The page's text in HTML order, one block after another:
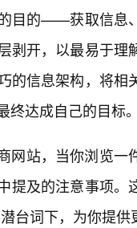
目的——获取信息
剥开，以最易于
的信息架构，将
终达成自己的目标
网站，当你浏览
提及的注意事项。
台词下，为你提